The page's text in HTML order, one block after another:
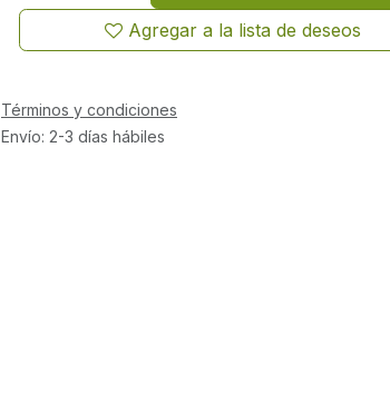
Agregar a la lista de deseos
Términos y condiciones
Envío: 2-3 días hábiles